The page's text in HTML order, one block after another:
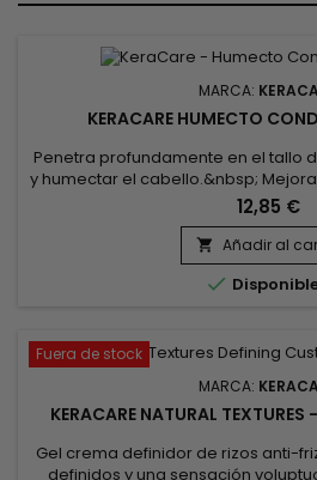
MARCA:
KERACARE HUMECTO
Penetra profundamente en el tallo
y humectar el cabello.&nbsp;
del cabello dando como
suave.&nbsp; Disminuye la
mechones de cabello para
Deja el cabello con un aspecto
para todas...
12,85 €
 Añadir al

Fuera de stock
MARCA:
KERACARE NATURAL
Gel crema definidor de rizos anti-
definidos y una sensación